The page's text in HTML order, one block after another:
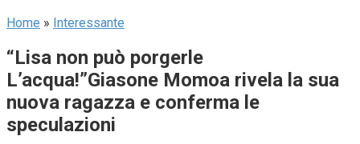
Home » Interessante
“Lisa non può porgerle
L’acqua!”Giasone Momoa rivela la sua
nuova ragazza e conferma le
speculazioni